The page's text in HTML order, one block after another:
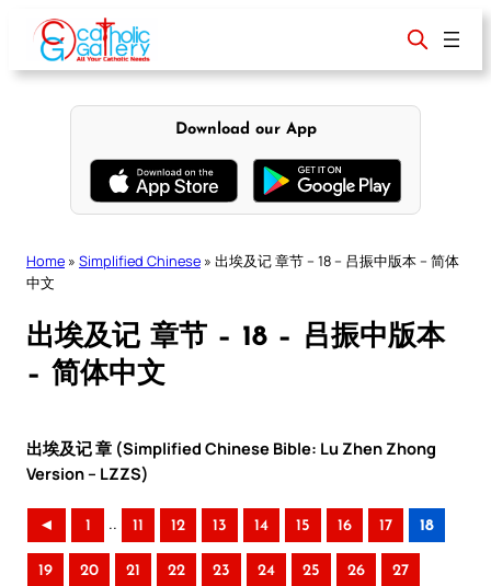
content
Download our App
Home » Simplified Chinese » 出埃及记 章节 – 18 – 吕振中版本 – 简体
中文
出埃及记 章节 – 18 – 吕振中版本
– 简体中文
出埃及记 章 (Simplified Chinese Bible: Lu Zhen Zhong
Version – LZZS)
◄ 1 .. 11 12 13 14 15 16 17 18
19 20 21 22 23 24 25 26 27